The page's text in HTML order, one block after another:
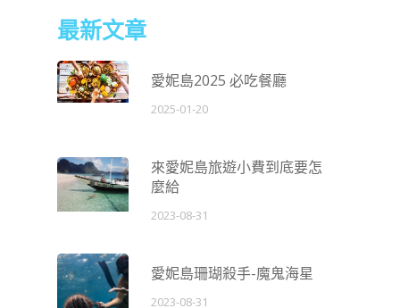
最新文章
愛妮島2025 必吃餐廳
2025-01-20
來愛妮島旅遊小費到底要怎
麼給
2023-08-31
愛妮島珊瑚殺手-魔鬼海星
2023-08-31